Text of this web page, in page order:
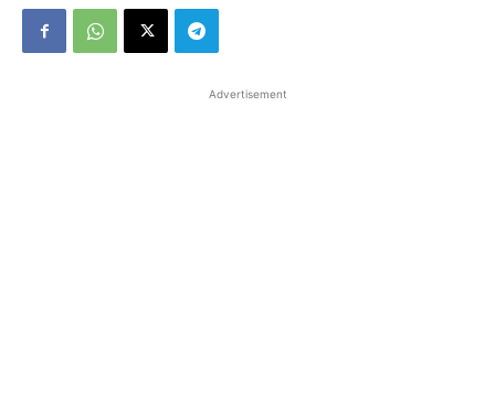
Advertisement